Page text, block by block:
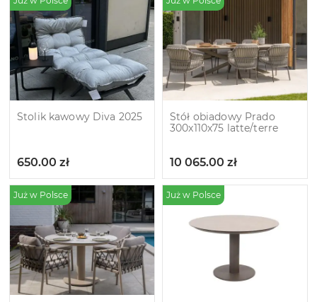
Stolik kawowy Diva 2025
650.00 zł
Stół obiadowy Prado
300x110x75 latte/terre
10 065.00 zł
Już w Polsce Już w Polsce